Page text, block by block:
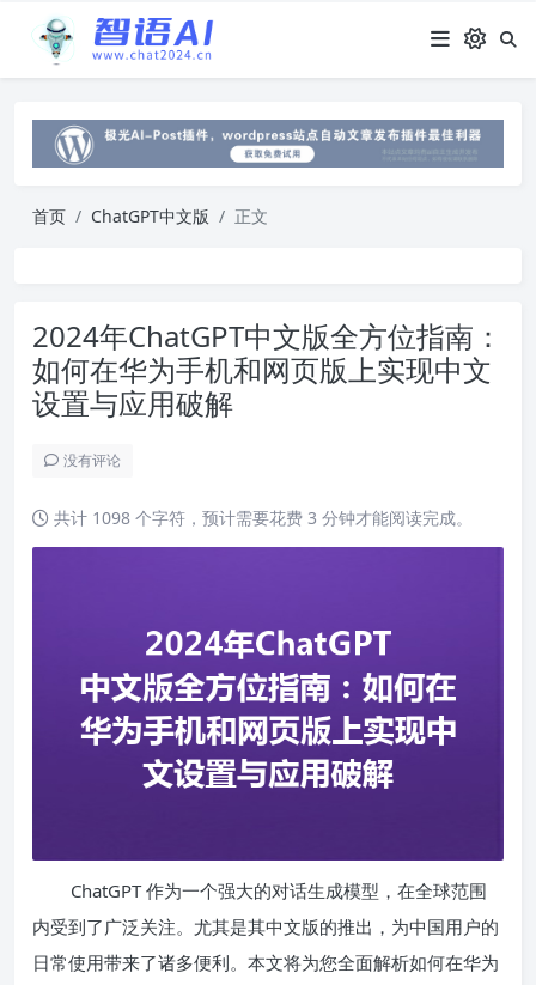
首页 ChatGPT中文版 正文
2024年ChatGPT中文版全方位指南：
如何在华为手机和网页版上实现中文
设置与应用破解
没有评论
共计 1098 个字符，预计需要花费 3 分钟才能阅读完成。
ChatGPT 作为一个强大的对话生成模型，在全球范围
内受到了广泛关注。尤其是其中文版的推出，为中国用户的
日常使用带来了诸多便利。本文将为您全面解析如何在华为